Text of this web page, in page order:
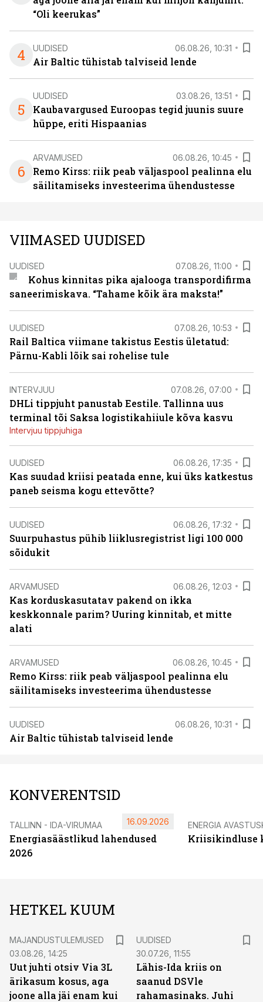
“Oli keerukas”
4 UUDISED 06.08.26, 10:31
Air Baltic tühistab talviseid lende
5
UUDISED 03.08.26, 13:51
Kaubavargused Euroopas tegid juunis suure
hüppe, eriti Hispaanias
6
ARVAMUSED 06.08.26, 10:45
Remo Kirss: riik peab väljaspool pealinna elu
säilitamiseks investeerima ühendustesse
VIIMASED UUDISED
UUDISED 07.08.26, 11:00
Kohus kinnitas pika ajalooga transpordifirma
saneerimiskava. “Tahame kõik ära maksta!”
UUDISED 07.08.26, 10:53
Rail Baltica viimane takistus Eestis ületatud:
Pärnu-Kabli lõik sai rohelise tule
INTERVJUU 07.08.26, 07:00
DHLi tippjuht panustab Eestile. Tallinna uus
terminal tõi Saksa logistikahiiule kõva kasvu
Intervjuu tippjuhiga
UUDISED 06.08.26, 17:35
Kas suudad kriisi peatada enne, kui üks katkestus
paneb seisma kogu ettevõtte?
UUDISED 06.08.26, 17:32
Suurpuhastus pühib liiklusregistrist ligi 100 000
sõidukit
ARVAMUSED 06.08.26, 12:03
Kas korduskasutatav pakend on ikka
keskkonnale parim? Uuring kinnitab, et mitte
alati
ARVAMUSED 06.08.26, 10:45
Remo Kirss: riik peab väljaspool pealinna elu
säilitamiseks investeerima ühendustesse
UUDISED 06.08.26, 10:31
Air Baltic tühistab talviseid lende
KONVERENTSID
TALLINN - IDA-VIRUMAA
Energiasäästlikud lahendused
2026
16.09.2026 ENERGIA
Kriisikindluse
HETKEL KUUM
MAJANDUSTULEMUSED
03.08.26, 14:25
Uut juhti otsiv Via 3L
ärikasum kosus, aga
joone alla jäi enam kui
UUDISED
30.07.26, 11:55
Lähis-Ida kriis on
saanud DSVle
rahamasinaks. Juhi